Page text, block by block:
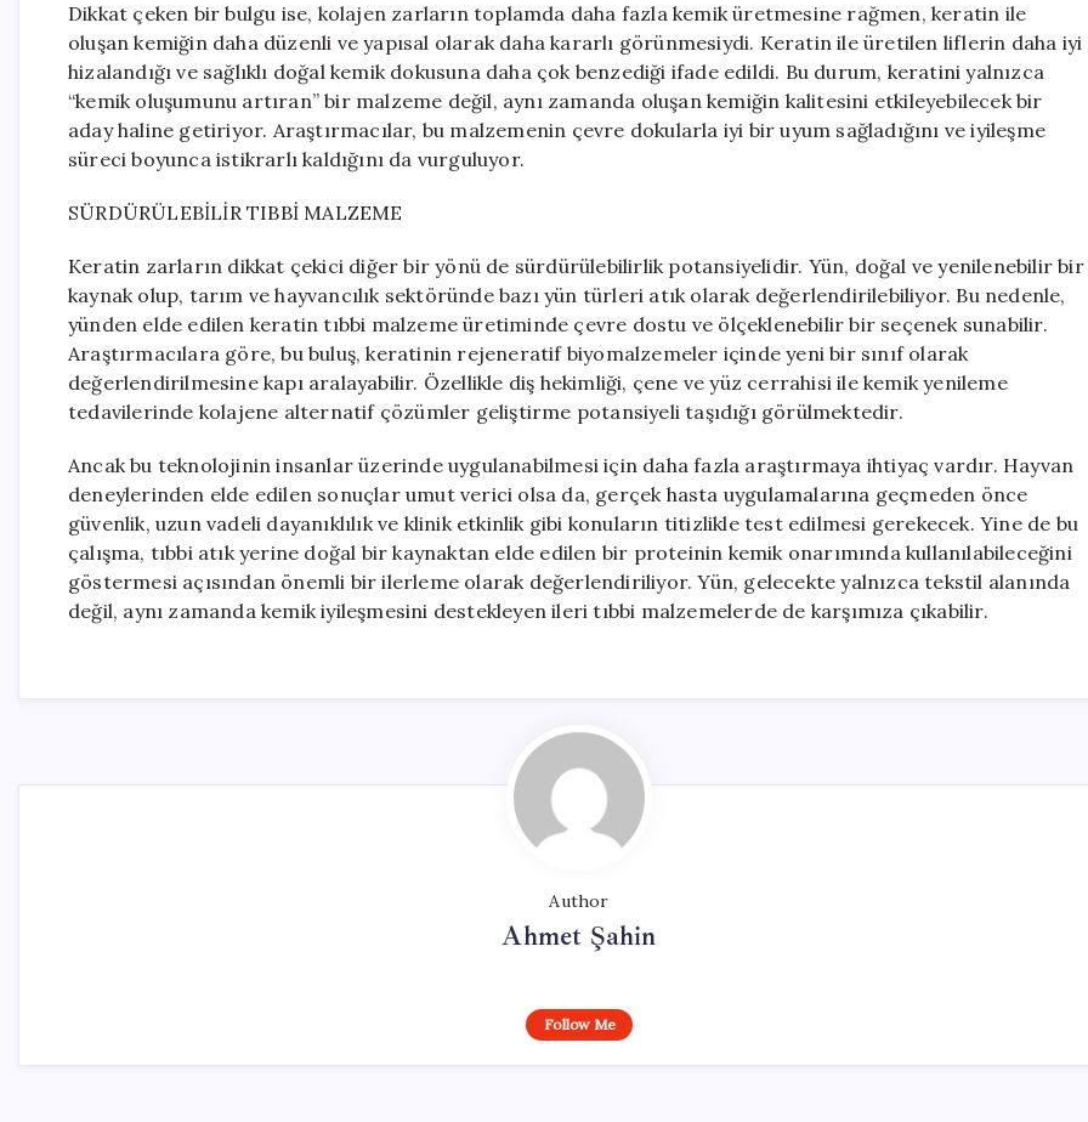
Dikkat çeken bir bulgu ise, kolajen zarların toplamda daha fazla kemik üretmesine rağmen, keratin ile
oluşan kemiğin daha düzenli ve yapısal olarak daha kararlı görünmesiydi. Keratin ile üretilen liflerin daha iyi
hizalandığı ve sağlıklı doğal kemik dokusuna daha çok benzediği ifade edildi. Bu durum, keratini yalnızca
“kemik oluşumunu artıran” bir malzeme değil, aynı zamanda oluşan kemiğin kalitesini etkileyebilecek bir
aday haline getiriyor. Araştırmacılar, bu malzemenin çevre dokularla iyi bir uyum sağladığını ve iyileşme
süreci boyunca istikrarlı kaldığını da vurguluyor.
SÜRDÜRÜLEBİLİR TIBBİ MALZEME
Keratin zarların dikkat çekici diğer bir yönü de sürdürülebilirlik potansiyelidir. Yün, doğal ve yenilenebilir bir
kaynak olup, tarım ve hayvancılık sektöründe bazı yün türleri atık olarak değerlendirilebiliyor. Bu nedenle,
yünden elde edilen keratin tıbbi malzeme üretiminde çevre dostu ve ölçeklenebilir bir seçenek sunabilir.
Araştırmacılara göre, bu buluş, keratinin rejeneratif biyomalzemeler içinde yeni bir sınıf olarak
değerlendirilmesine kapı aralayabilir. Özellikle diş hekimliği, çene ve yüz cerrahisi ile kemik yenileme
tedavilerinde kolajene alternatif çözümler geliştirme potansiyeli taşıdığı görülmektedir.
Ancak bu teknolojinin insanlar üzerinde uygulanabilmesi için daha fazla araştırmaya ihtiyaç vardır. Hayvan
deneylerinden elde edilen sonuçlar umut verici olsa da, gerçek hasta uygulamalarına geçmeden önce
güvenlik, uzun vadeli dayanıklılık ve klinik etkinlik gibi konuların titizlikle test edilmesi gerekecek. Yine de bu
çalışma, tıbbi atık yerine doğal bir kaynaktan elde edilen bir proteinin kemik onarımında kullanılabileceğini
göstermesi açısından önemli bir ilerleme olarak değerlendiriliyor. Yün, gelecekte yalnızca tekstil alanında
değil, aynı zamanda kemik iyileşmesini destekleyen ileri tıbbi malzemelerde de karşımıza çıkabilir.
Author
Ahmet Şahin
Follow Me